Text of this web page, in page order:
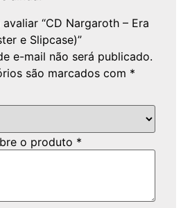
“CD Nargaroth – Era
e Slipcase)”
e-mail não será publicado.
são marcados com *
o produto *